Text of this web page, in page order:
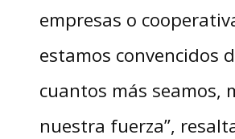
empresas o
estamos convencidos
cuantos más seamos,
nuestra fuerza”,